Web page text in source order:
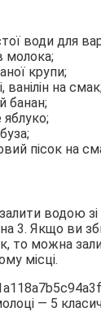
води для
молока;
крупи;
ванілін на
банан;
пісок на
водою зі
3. Якщо ви
то можна
місці.